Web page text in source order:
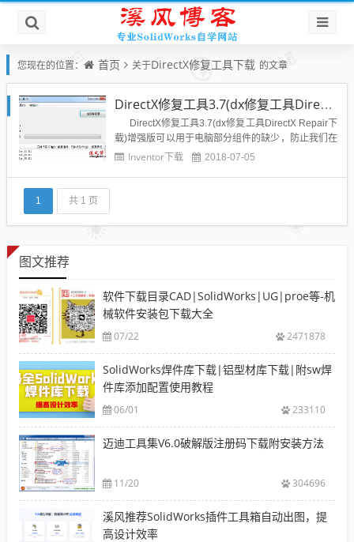
您现在的位置： 首页 关于DirectX修复工具下载 的文章
DirectX修复工具3.7(dx修复工具DirectX Repair下载)
DirectX修复工具3.7(dx修复工具DirectX Repair下
载)增强版可以用于电脑部分组件的缺少，防止我们在
后续安装CAD、SolidWorks、UG等软件的时候出现
Inventor下载 2018-07-05
1 共 1 页
图文推荐
软件下载目录CAD|SolidWorks|UG|proe等-机
械软件安装包下载大全
07/22 2471878
SolidWorks焊件库下载|铝型材库下载|附sw焊
件库添加配置使用教程
06/01 233110
迈迪工具集V6.0破解版注册码下载附安装方法
11/20 304696
溪风推荐SolidWorks插件工具箱自动出图，提
高设计效率